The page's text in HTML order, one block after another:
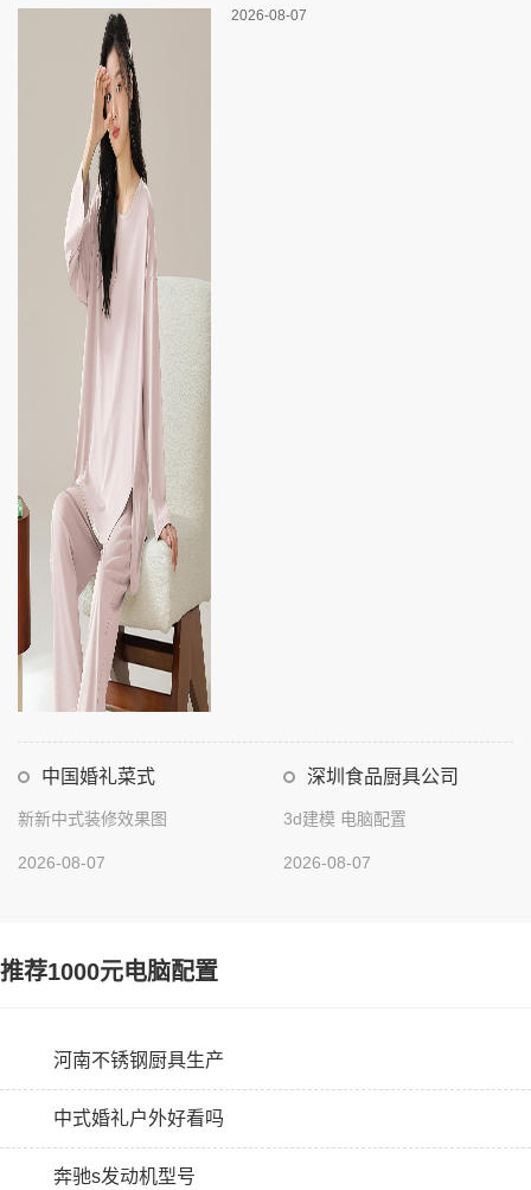
2026-08-07
中国婚礼菜式
新新中式装修效果图
2026-08-07
深圳食品厨具公司
3d建模 电脑配置
2026-08-07
推荐1000元电脑配置
河南不锈钢厨具生产
中式婚礼户外好看吗
奔驰s发动机型号